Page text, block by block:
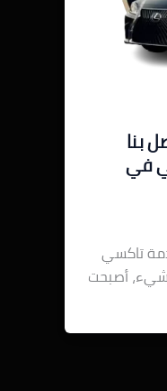
| اتصل بنا
في
خدمة تاكسي
أصبحت